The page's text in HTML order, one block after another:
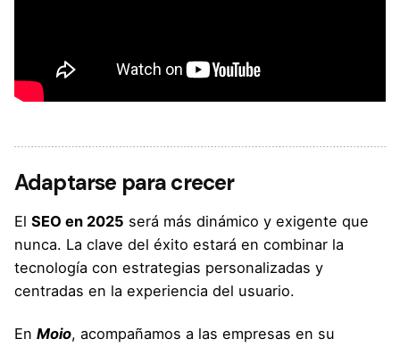
Adaptarse para crecer
El SEO en 2025 será más dinámico y exigente que
nunca. La clave del éxito estará en combinar la
tecnología con estrategias personalizadas y
centradas en la experiencia del usuario.
En Moio, acompañamos a las empresas en su